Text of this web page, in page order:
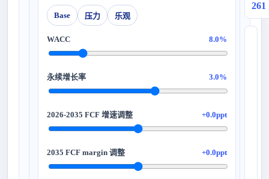
Base 压力 乐观
8.0%
3.0%
+0.0ppt
+0.0ppt
261
美元/ADS
200
250